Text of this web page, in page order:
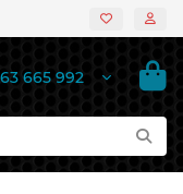
665 992